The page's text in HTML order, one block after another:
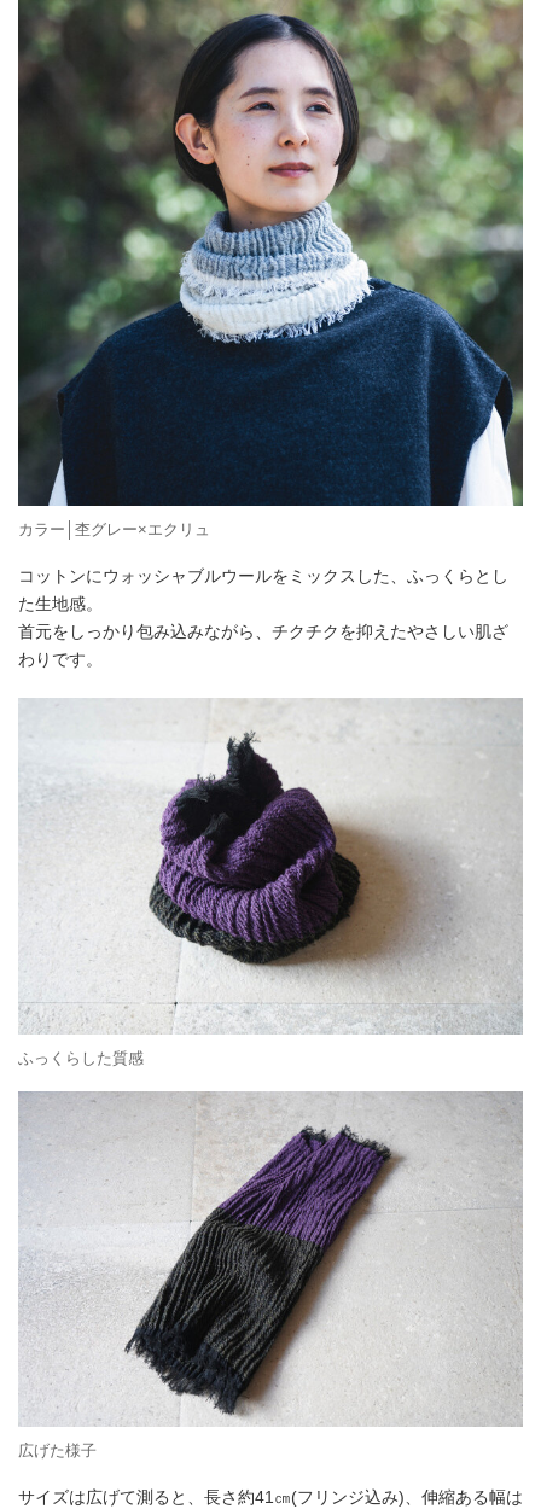
カラー│杢グレー×エクリュ
コットンにウォッシャブルウールをミックスした、ふっくらとし
た生地感。
首元をしっかり包み込みながら、チクチクを抑えたやさしい肌ざ
わりです。
ふっくらした質感
広げた様子
サイズは広げて測ると、長さ約41㎝(フリンジ込み)、伸縮ある幅は